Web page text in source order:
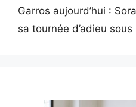
Garros aujourd’hui :
sa tournée d’adieu